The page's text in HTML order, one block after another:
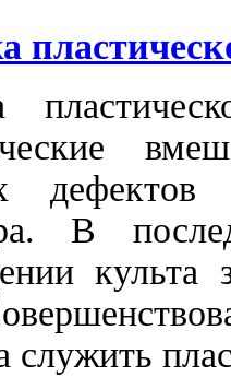
дефектов
В
культа
служить